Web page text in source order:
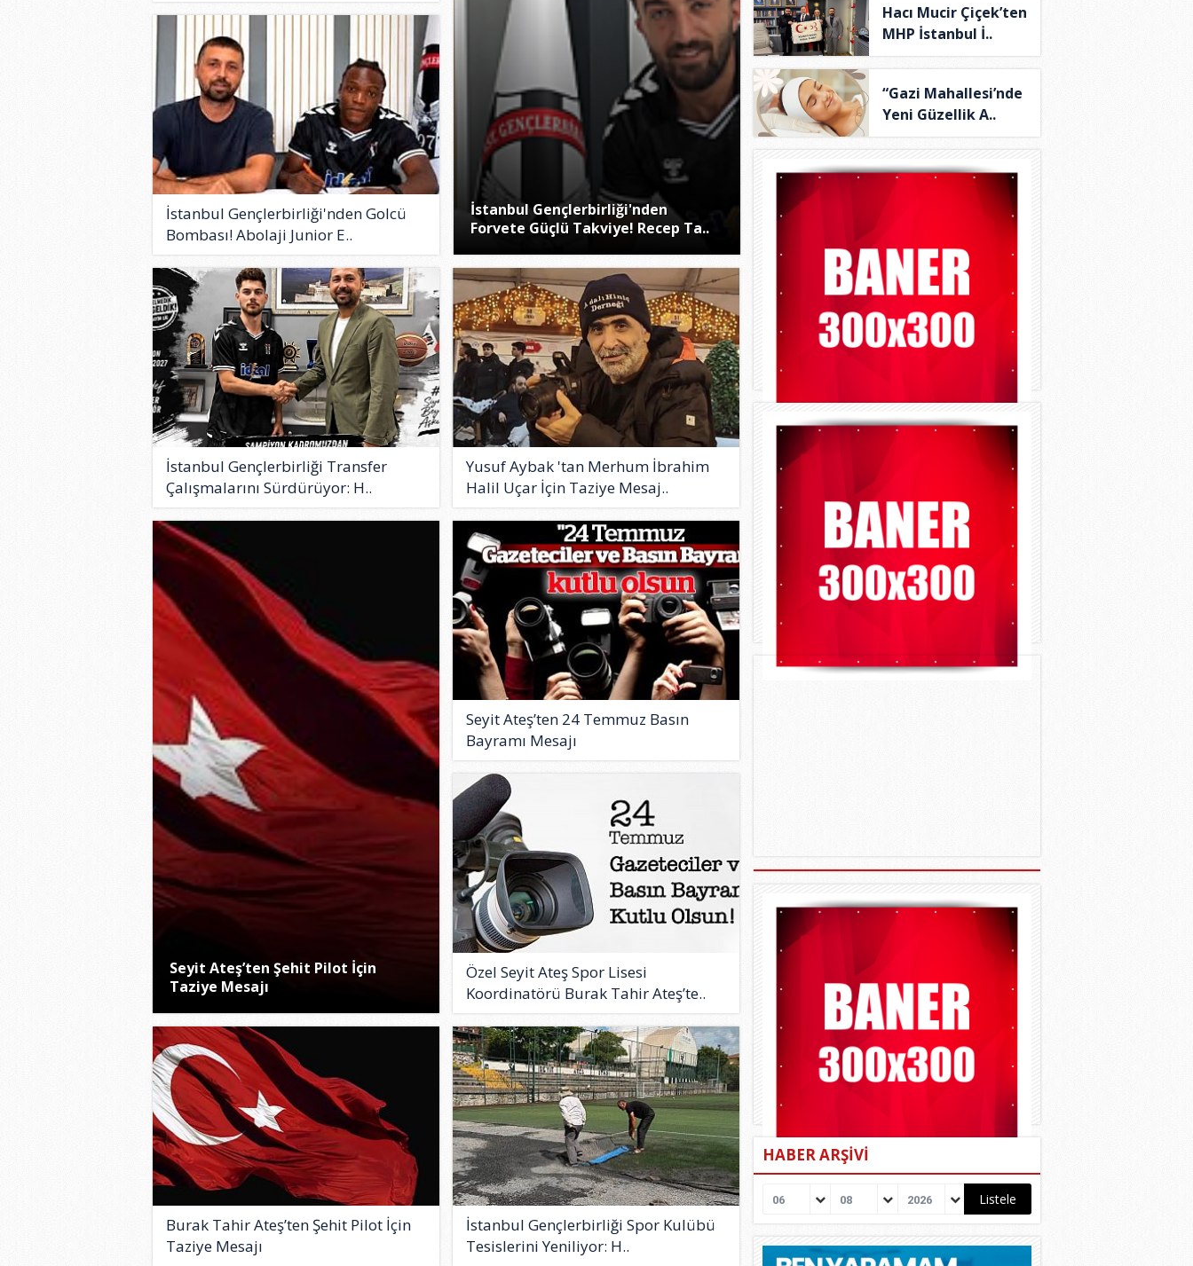
İstanbul Gençlerbirliği'nden
Forvete Güçlü Takviye! Recep Ta..
İstanbul Gençlerbirliği'nden Golcü
Bombası! Abolaji Junior E..
İstanbul Gençlerbirliği Transfer
Çalışmalarını Sürdürüyor: H..
Yusuf Aybak 'tan Merhum İbrahim
Halil Uçar İçin Taziye Mesaj..
Seyit Ateş’ten Şehit Pilot İçin
Taziye Mesajı
Seyit Ateş’ten 24 Temmuz Basın
Bayramı Mesajı
Özel Seyit Ateş Spor Lisesi
Koordinatörü Burak Tahir Ateş’te..
Burak Tahir Ateş’ten Şehit Pilot İçin
Taziye Mesajı
İstanbul Gençlerbirliği Spor Kulübü
Tesislerini Yeniliyor: H..
Hacı Mucir Çiçek’ten
MHP İstanbul İ..
“Gazi Mahallesi’nde
Yeni Güzellik A..
HABER ARŞİVİ
06 08 2026